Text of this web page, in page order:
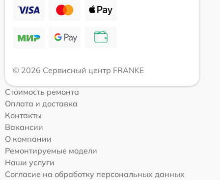
© 2026 Сервисный центр FRANKE
Стоимость ремонта
Оплата и доставка
Контакты
Вакансии
О компании
Ремонтируемые модели
Наши услуги
Согласие на обработку персональных данных